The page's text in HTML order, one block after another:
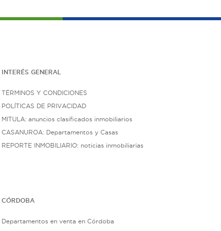
INTERÉS GENERAL
TÉRMINOS Y CONDICIONES
POLÍTICAS DE PRIVACIDAD
MITULA: anuncios clasificados inmobiliarios
CASANUROA: Departamentos y Casas
REPORTE INMOBILIARIO: noticias inmobiliarias
CÓRDOBA
Departamentos en venta en Córdoba